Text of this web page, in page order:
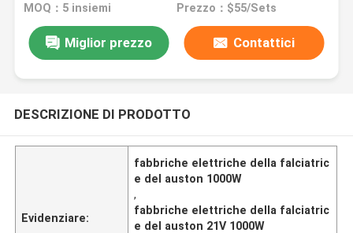
MOQ：5 insiemi Prezzo：$55/Sets
Miglior prezzo Contattici
DESCRIZIONE DI PRODOTTO
Evidenziare:
fabbriche elettriche della falciatric
e del auston 1000W
,
fabbriche elettriche della falciatric
e del auston 21V 1000W